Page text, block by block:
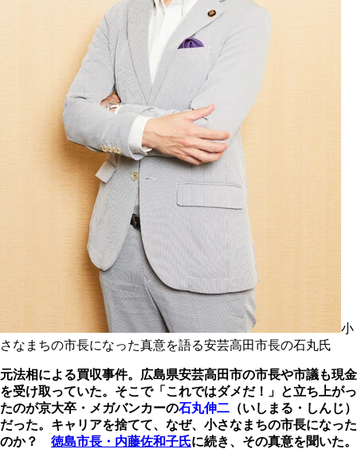
小
さなまちの市長になった真意を語る安芸高田市長の石丸氏
元法相による買収事件。広島県安芸高田市の市長や市議も現金
を受け取っていた。そこで「これではダメだ！」と立ち上がっ
たのが京大卒・メガバンカーの石丸伸二 （いしまる・しんじ）
だった。キャリアを捨てて、なぜ、小さなまちの市長になった
のか？ 徳島市長・内藤佐和子氏に続き、その真意を聞いた。